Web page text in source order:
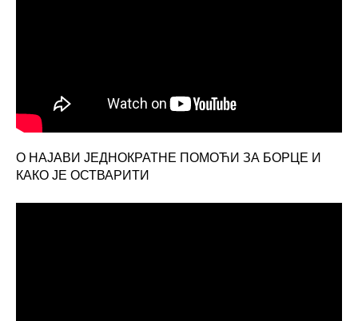
О НАЈАВИ ЈЕДНОКРАТНЕ ПОМОЋИ ЗА БОРЦЕ И
КАКО ЈЕ ОСТВАРИТИ